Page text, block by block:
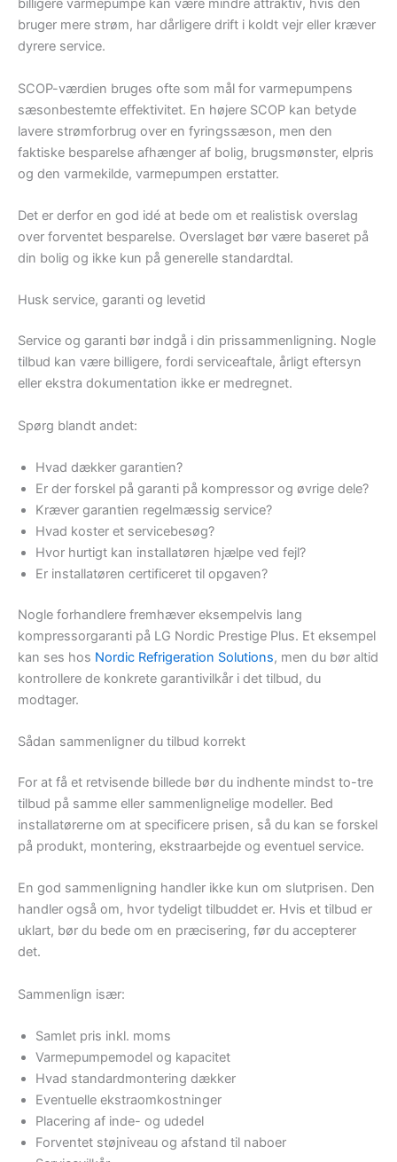
billigere varmepumpe kan være mindre attraktiv, hvis den
bruger mere strøm, har dårligere drift i koldt vejr eller kræver
dyrere service.
SCOP-værdien bruges ofte som mål for varmepumpens
sæsonbestemte effektivitet. En højere SCOP kan betyde
lavere strømforbrug over en fyringssæson, men den
faktiske besparelse afhænger af bolig, brugsmønster, elpris
og den varmekilde, varmepumpen erstatter.
Det er derfor en god idé at bede om et realistisk overslag
over forventet besparelse. Overslaget bør være baseret på
din bolig og ikke kun på generelle standardtal.
Husk service, garanti og levetid
Service og garanti bør indgå i din prissammenligning. Nogle
tilbud kan være billigere, fordi serviceaftale, årligt eftersyn
eller ekstra dokumentation ikke er medregnet.
Spørg blandt andet:
Hvad dækker garantien?
Er der forskel på garanti på kompressor og øvrige dele?
Kræver garantien regelmæssig service?
Hvad koster et servicebesøg?
Hvor hurtigt kan installatøren hjælpe ved fejl?
Er installatøren certificeret til opgaven?
Nogle forhandlere fremhæver eksempelvis lang
kompressorgaranti på LG Nordic Prestige Plus. Et eksempel
kan ses hos Nordic Refrigeration Solutions, men du bør altid
kontrollere de konkrete garantivilkår i det tilbud, du
modtager.
Sådan sammenligner du tilbud korrekt
For at få et retvisende billede bør du indhente mindst to-tre
tilbud på samme eller sammenlignelige modeller. Bed
installatørerne om at specificere prisen, så du kan se forskel
på produkt, montering, ekstraarbejde og eventuel service.
En god sammenligning handler ikke kun om slutprisen. Den
handler også om, hvor tydeligt tilbuddet er. Hvis et tilbud er
uklart, bør du bede om en præcisering, før du accepterer
det.
Sammenlign især:
Samlet pris inkl. moms
Varmepumpemodel og kapacitet
Hvad standardmontering dækker
Eventuelle ekstraomkostninger
Placering af inde- og udedel
Forventet støjniveau og afstand til naboer